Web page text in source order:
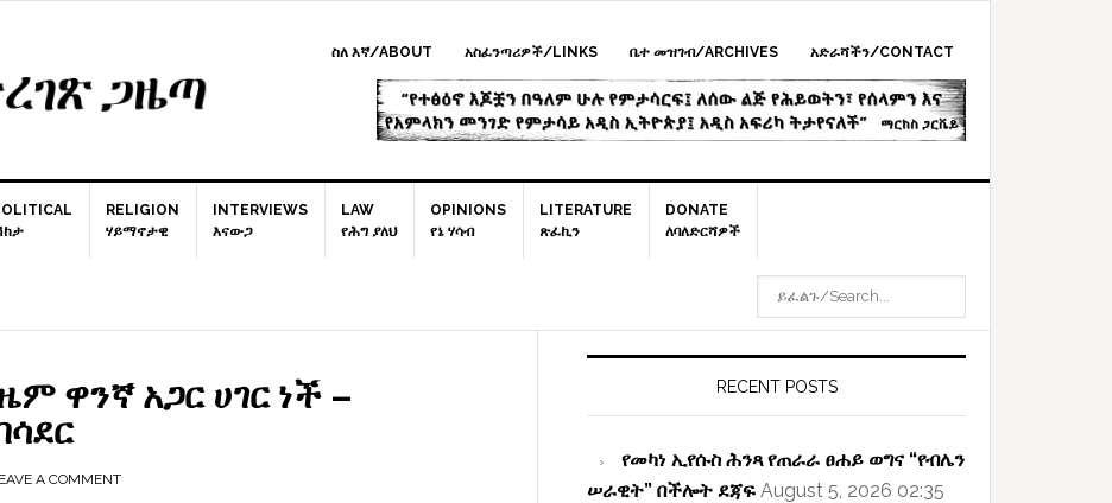
ስለ እኛ/ABOUT አስፈንጣሪዎች/LINKS ቤተ መዝገብ/ARCHIVES አድራሻችን/CONTACT
RELIGION
ሃይማኖታዊ
INTERVIEWS
እናውጋ
LAW
የሕግ ያለህ
OPINIONS
የኔ ሃሳብ
LITERATURE
ጽፈኪን
DONATE
ለባለድርሻዎች
ዋንኛ አጋር ሀገር ነች –
A COMMENT
RECENT POSTS
የመካነ ኢየሱስ ሕንጻ የጠራራ ፀሐይ ወግና “የብሌን
ሠራዊት” በችሎት ደጃፍ August 5, 2026 02:35